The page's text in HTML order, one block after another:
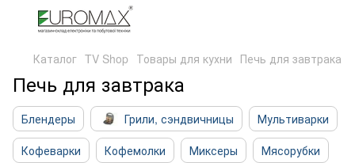
Каталог TV Shop Товары для кухни Печь для завтрака
Печь для завтрака
Блендеры Грили, сэндвичницы
Мультиварки
Кофеварки
Кофемолки Миксеры
Мясорубки